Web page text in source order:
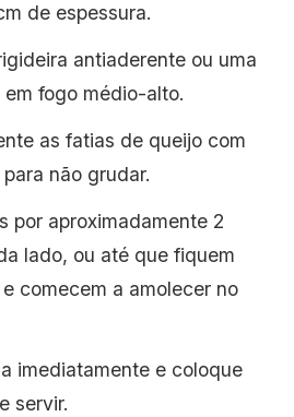
de espessura.
antiaderente ou uma
fogo médio-alto.
as fatias de queijo com
não grudar.
por aproximadamente 2
lado, ou até que fiquem
comecem a amolecer no
imediatamente e coloque
servir.